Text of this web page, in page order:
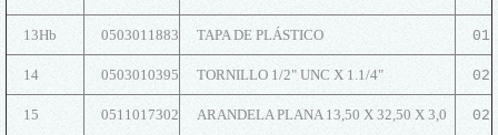
13Hb 0503011883 TAPA DE PLÁSTICO 01
14 0503010395 TORNILLO 1/2" UNC X 1.1/4" 02
15 0511017302 ARANDELA PLANA 13,50 X 32,50 X 3,0 02